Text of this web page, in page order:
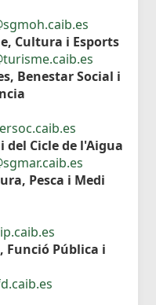
Cultura i Esports
Benestar Social i
del Cicle de l'Aigua
Pesca i Medi
Funció Pública i